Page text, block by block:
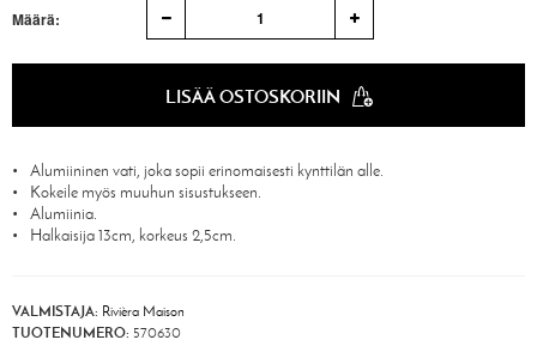
Määrä: 1
LISÄÄ OSTOSKORIIN
Alumiininen vati, joka sopii erinomaisesti kynttilän alle.
Kokeile myös muuhun sisustukseen.
Alumiinia.
Halkaisija 13cm, korkeus 2,5cm.
VALMISTAJA: Rivièra Maison
TUOTENUMERO: 570630